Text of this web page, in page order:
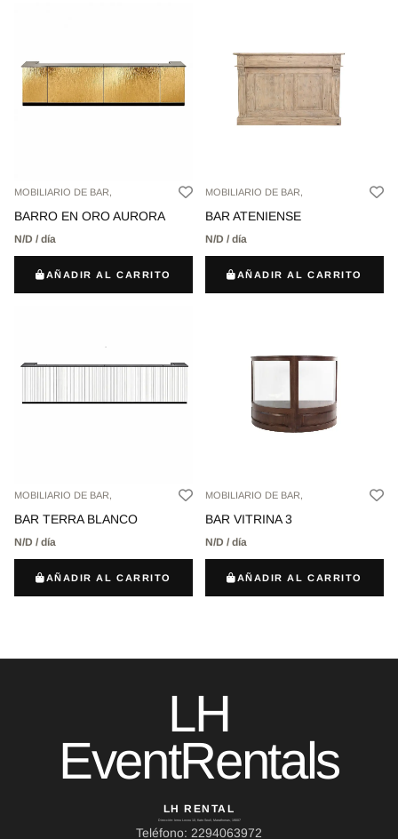
MOBILIARIO DE BAR,
BARRO EN ORO AURORA
N/D / día
AÑADIR AL CARRITO
MOBILIARIO DE BAR,
BAR ATENIENSE
N/D / día
AÑADIR AL CARRITO
MOBILIARIO DE BAR,
BAR TERRA BLANCO
N/D / día
AÑADIR AL CARRITO
MOBILIARIO DE BAR,
BAR VITRINA 3
N/D / día
AÑADIR AL CARRITO
LH
EventRentals
LH RENTAL
Dirección: Ierou Loxou 10, Kato Souli, Marathonas, 19007
Teléfono: 2294063972